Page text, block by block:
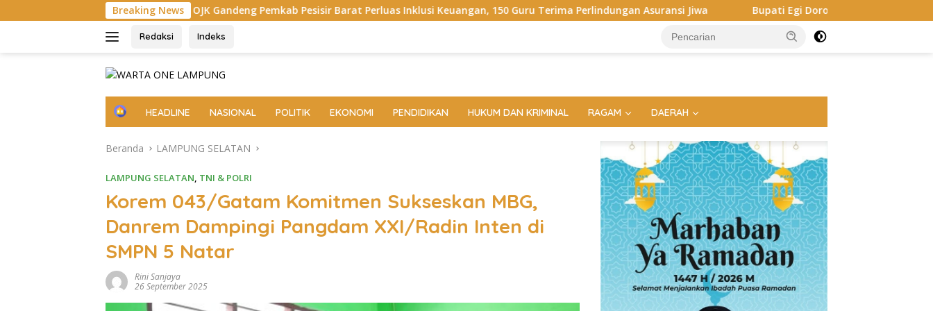
ke
Breaking News
OJK Gandeng Pemkab Pesisir Barat Perluas Inklusi Keuangan, 150 Guru Terima Perlindungan Asuransi Jiwa Bupati Egi Dorong ASN hingga Generasi Muda Kuasai AI,
Redaksi Indeks
H
e
HEADLINE NASIONAL POLITIK EKONOMI PENDIDIKAN HUKUM DAN KRIMINAL RAGAM DAERAH
Beranda LAMPUNG SELATAN
LAMPUNG SELATAN TNI & POLRI
Korem 043/Gatam Komitmen Sukseskan MBG,
Danrem Dampingi Pangdam XXI/Radin Inten di
SMPN 5 Natar
Rini Sanjaya
26 September 2025